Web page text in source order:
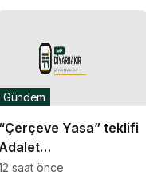
Partili Rıdvan Uz,
Yüksel’in üzerine
yürüdü
“Çerçeve Yasa” teklifi
Danış
Gündem
saat önce